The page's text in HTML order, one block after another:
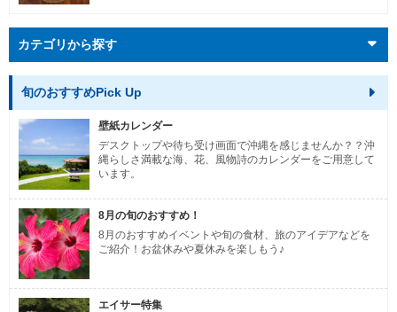
カテゴリから探す
旬のおすすめPick Up
壁紙カレンダー
デスクトップや待ち受け画面で沖縄を感じませんか？？沖
縄らしさ満載な海、花、風物詩のカレンダーをご用意して
います。
8月の旬のおすすめ！
8月のおすすめイベントや旬の食材、旅のアイデアなどを
ご紹介！お盆休みや夏休みを楽しもう♪
エイサー特集